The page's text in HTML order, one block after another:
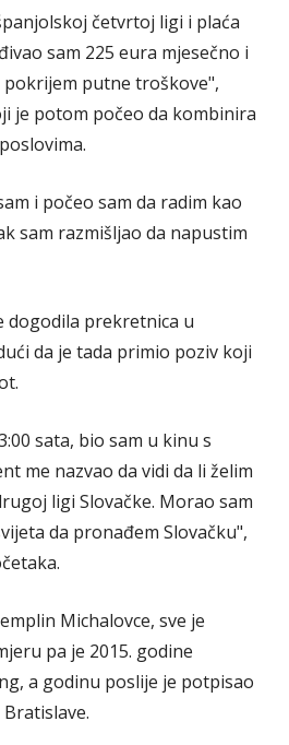
četvrtoj ligi i plaća
sam 225 eura mjesečno i
pokrijem putne troškove",
je potom počeo da kombinira
i počeo sam da radim kao
sam razmišljao da napustim
dogodila prekretnica u
da je tada primio poziv koji
sata, bio sam u kinu s
me nazvao da vidi da li želim
ligi Slovačke. Morao sam
da pronađem Slovačku",
Michalovce, sve je
pa je 2015. godine
a godinu poslije je potpisao